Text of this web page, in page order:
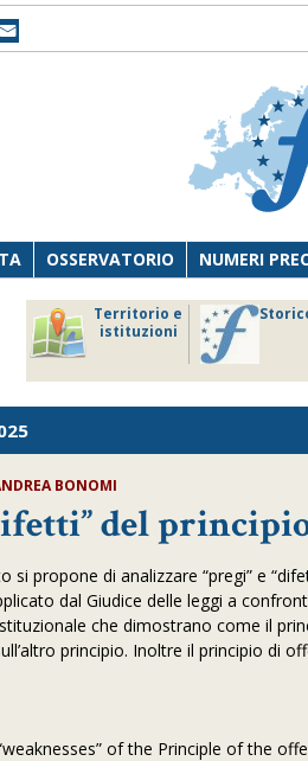
OSSERVATORIO NUMERI
Territorio e
istituzioni
BONOMI
del
si propone di analizzare “pregi” e
dal Giudice delle leggi a
che dimostrano come il
principio. Inoltre il principio di
of the Principle of the